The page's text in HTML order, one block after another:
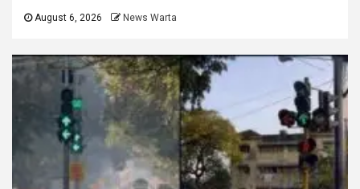
August 6, 2026 News Warta